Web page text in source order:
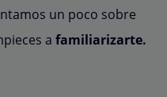
un poco sobre
a familiarizarte.